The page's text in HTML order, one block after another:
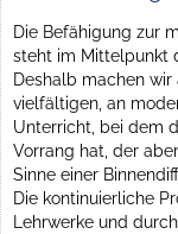
Die Befähigung zur
steht im Mittelpunkt
Deshalb machen
vielfältigen, an
Unterricht, bei dem
Vorrang hat, der
Sinne einer
Die kontinuierliche
Lehrwerke und